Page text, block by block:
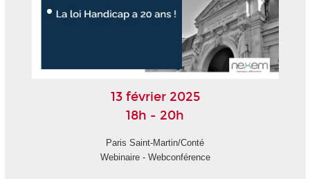
13 février 2025
18h - 20h
Paris Saint-Martin/Conté
Webinaire - Webconférence